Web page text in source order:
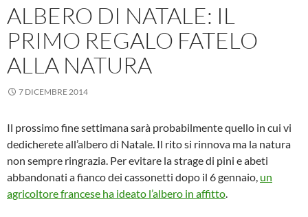
ALBERO DI NATALE: IL
PRIMO REGALO FATELO
ALLA NATURA
7 DICEMBRE 2014
Il prossimo fine settimana sarà probabilmente quello in cui vi
dedicherete all’albero di Natale. Il rito si rinnova ma la natura
non sempre ringrazia. Per evitare la strage di pini e abeti
abbandonati a fianco dei cassonetti dopo il 6 gennaio, un
agricoltore francese ha ideato l’albero in affitto